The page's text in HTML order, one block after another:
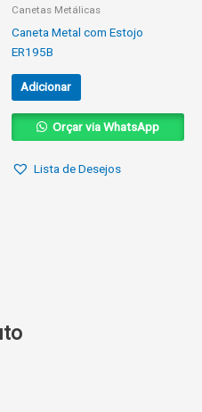
Canetas Metálicas
Caneta Metal com Estojo
ER195B
Adicionar
Orçar via WhatsApp
Lista de Desejos